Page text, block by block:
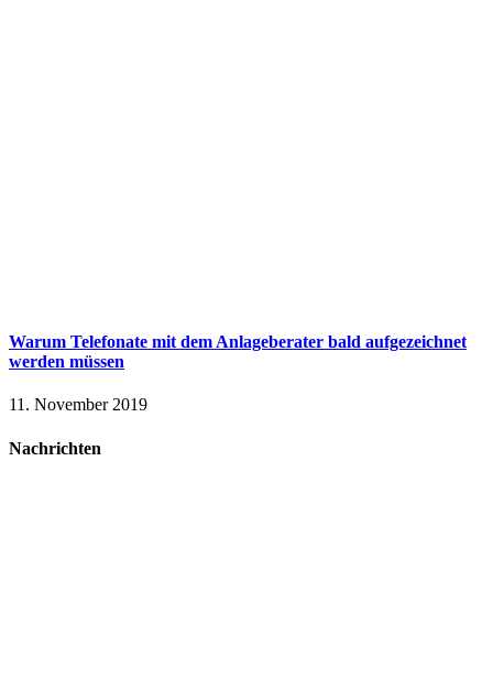
Warum Telefonate mit dem Anlageberater bald aufgezeichnet
werden müssen
11. November 2019
Nachrichten